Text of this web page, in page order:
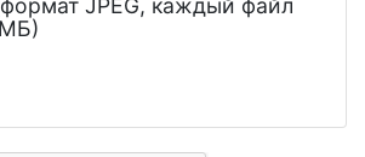
JPEG, каждый файл
МБ)